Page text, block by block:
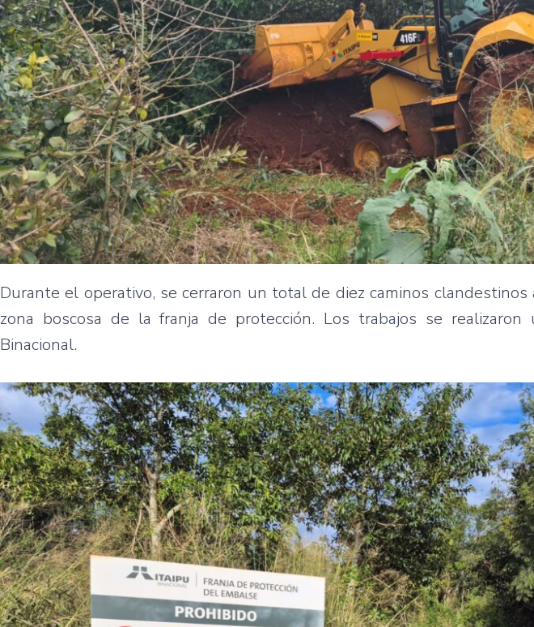
Durante el operativo, se cerraron un total de diez caminos
zona boscosa de la franja de protección. Los trabajos se realizaron
Binacional.